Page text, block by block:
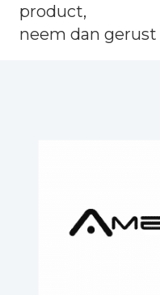
product,
neem dan gerust